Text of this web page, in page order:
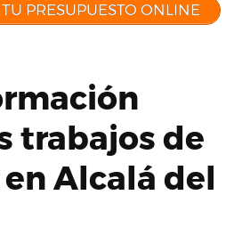
PRESUPUESTO ONLINE
trabajos de
Alcalá del